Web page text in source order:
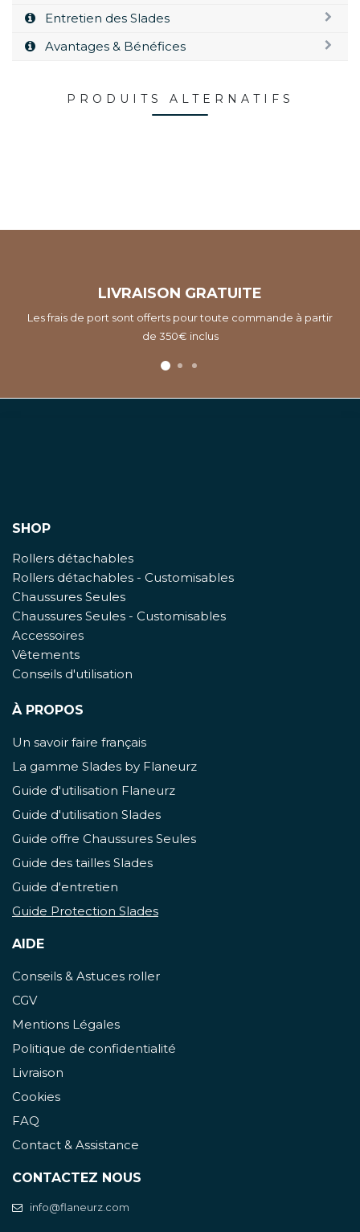
Entretien des Slades
Avantages & Bénéfices
PRODUITS ALTERNATIFS
LIVRAISON GRATUITE
Les frais de port sont offerts pour toute commande à partir
de 350€ inclus
SHOP
Rollers détachables
Rollers détachables - Customisables
Chaussures Seules
Chaussures Seules - Customisables
Accessoires
Vêtements
Conseils d'utilisation
À PROPOS
Un savoir faire français
La gamme Slades by Flaneurz
Guide d'utilisation Flaneurz
Guide d'utilisation Slades
Guide offre Chaussures Seules
Guide des tailles Slades
Guide d'entretien
Guide Protection Slades
AIDE
Conseils & Astuces roller
CGV
Mentions Légales
Politique de confidentialité
Livraison
Cookies
FAQ
Contact & Assistance
CONTACTEZ NOUS
info@flaneurz.com